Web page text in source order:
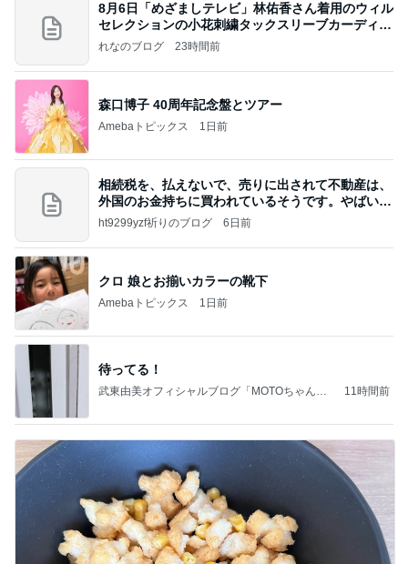
8月6日「めざましテレビ」林佑香さん着用のウィル
セレクションの小花刺繍タックスリーブカーディガ
ン
れなのブログ 23時間前
森口博子 40周年記念盤とツアー
Amebaトピックス 1日前
相続税を、払えないで、売りに出されて不動産は、
外国のお金持ちに買われているそうです。やばいで
すよ
ht9299yzf祈りのブログ 6日前
クロ 娘とお揃いカラーの靴下
Amebaトピックス 1日前
待ってる！
武東由美オフィシャルブログ「MOTOちゃんと
11時間前